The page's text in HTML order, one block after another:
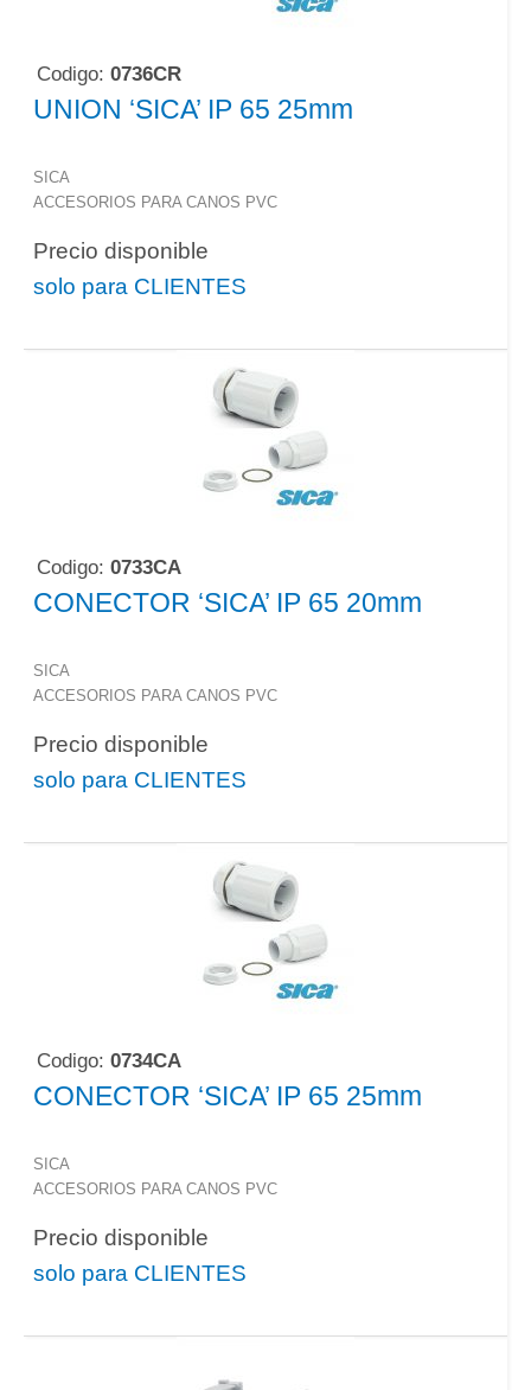
Codigo: 0736CR
UNION ‘SICA’ IP 65 25mm
SICA
ACCESORIOS PARA CANOS PVC
Precio disponible
solo para CLIENTES
Codigo: 0733CA
CONECTOR ‘SICA’ IP 65 20mm
SICA
ACCESORIOS PARA CANOS PVC
Precio disponible
solo para CLIENTES
Codigo: 0734CA
CONECTOR ‘SICA’ IP 65 25mm
SICA
ACCESORIOS PARA CANOS PVC
Precio disponible
solo para CLIENTES